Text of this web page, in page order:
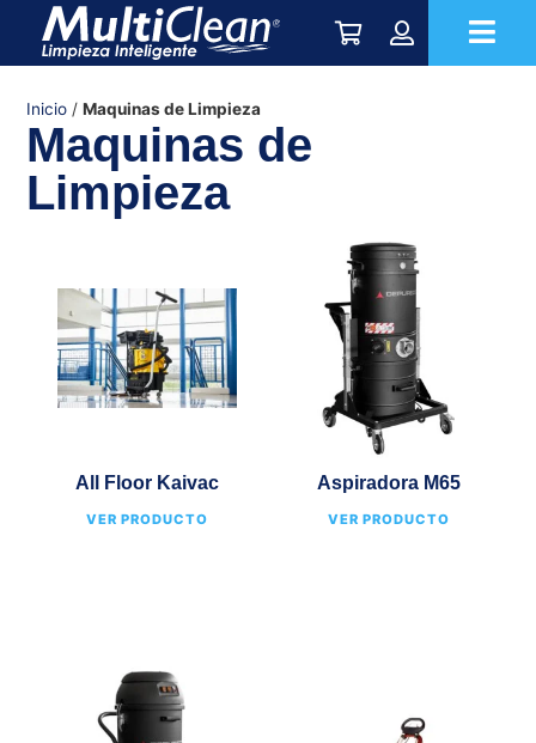
Inicio /Maquinas de Limpieza
Maquinas de
Limpieza
All Floor Kaivac
VER PRODUCTO
Aspiradora M65
VER PRODUCTO